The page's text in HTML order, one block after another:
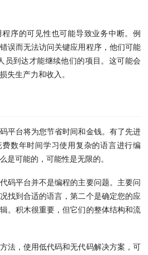
序的可见性也可能导致业务中断。例
误而无法访问关键应用程序，他们可能
员到达才能继续他们的项目。这可能会
失生产力和收入。
平台将为您节省时间和金钱。有了先进
数年时间学习使用复杂的语言进行编
是可能的，可能性是无限的。
码平台并不是编程的主要问题。主要问
找到合适的语言，第二个是确定您的应
。积木很重要，但它们的整体结构和流
法，使用低代码和无代码解决方案，可